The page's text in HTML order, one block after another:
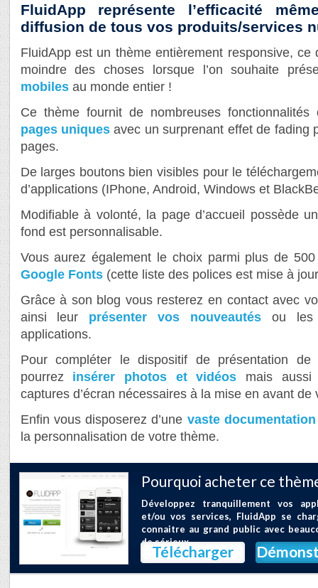
FluidApp représente l’efficacité
diffusion de tous vos produits/services
FluidApp est un thème entièrement responsive,
moindre des choses lorsque l’on souhaite
mobilesau monde entier !
Ce thème fournit de nombreuses
pages uniquesavec un surprenant effet de fading
pages.
De larges boutons bien visibles pour le
d’applications (IPhone, Android, Windows et
Modifiable à volonté, la page d’accueil possède
fond est personnalisable.
Vous aurez également le choix parmi plus de
Google Fonts(cette liste des polices est mise à
Grâce à son blog vous resterez en contact avec
ainsi leur présenter vos nouveautés ou les
applications.
Pour compléter le dispositif de présentation de
pourrez insérer photos et vidéos mais aussi
captures d’écran nécessaires à la mise en avant
Enfin vous disposerez d’une vaste documentation
la personnalisation de votre thème.
Pourquoi acheter ce
Développez tranquillement vos
et/ou vos services, FluidApp se
connaitre au grand public avec
de sérieux
Télécharger